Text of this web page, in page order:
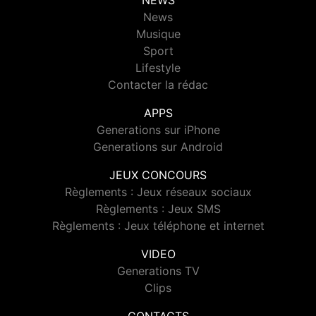
News
Musique
Sport
Lifestyle
Contacter la rédac
APPS
Generations sur iPhone
Generations sur Android
JEUX CONCOURS
Règlements : Jeux réseaux sociaux
Règlements : Jeux SMS
Règlements : Jeux téléphone et internet
VIDEO
Generations TV
Clips